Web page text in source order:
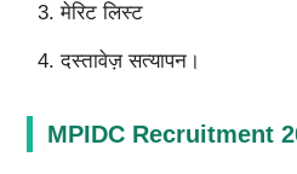
मेरिट लिस्‍ट
दस्तावेज़ सत्यापन।
MPIDC Recruitment